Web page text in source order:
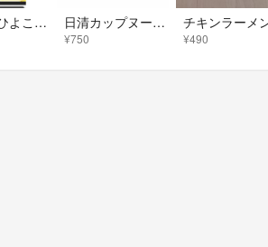
キラキラひよこちゃんタンブラー 日清カップヌードルバッグ【非売品】
¥750 ¥490